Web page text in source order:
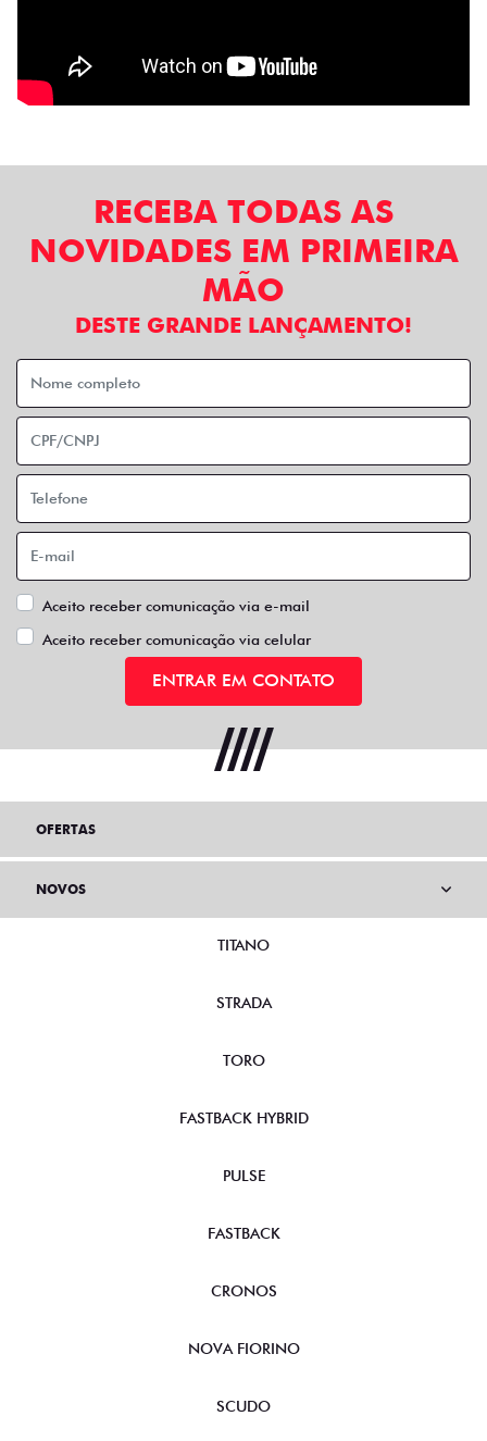
RECEBA TODAS AS
NOVIDADES EM PRIMEIRA
MÃO
DESTE GRANDE LANÇAMENTO!
Aceito receber comunicação via e-mail
Aceito receber comunicação via celular
ENTRAR EM CONTATO
OFERTAS
NOVOS
TITANO
STRADA
TORO
FASTBACK HYBRID
PULSE
FASTBACK
CRONOS
NOVA FIORINO
SCUDO